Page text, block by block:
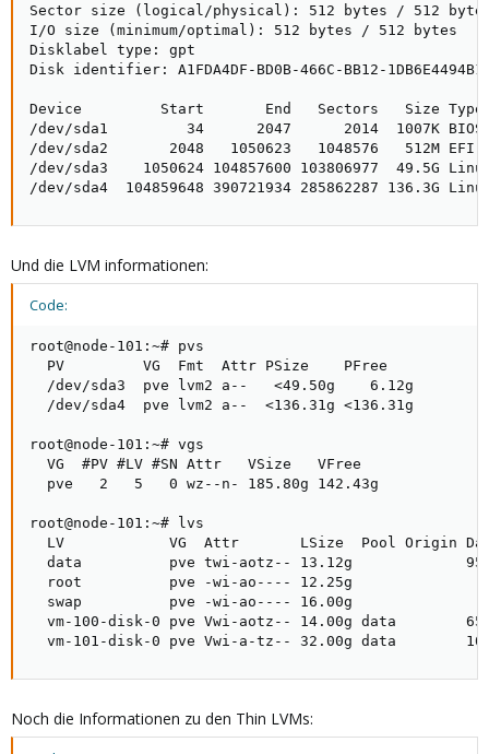
Sector size (logical/physical): 512 bytes / 512
I/O size (minimum/optimal): 512 bytes / 512 bytes
Disklabel type: gpt
Disk identifier: A1FDA4DF-BD0B-466C-BB12-
Device         Start       End   Sectors   Size Type
/dev/sda1         34      2047      2014  1007K BIOS
/dev/sda2       2048   1050623   1048576   512M EFI
/dev/sda3    1050624 104857600 103806977  49.5G
/dev/sda4  104859648 390721934 285862287 136.3G
Und die LVM informationen:
Code:
root@node-101:~# pvs
  PV         VG  Fmt  Attr PSize    PFree
  /dev/sda3  pve lvm2 a--   <49.50g    6.12g
  /dev/sda4  pve lvm2 a--  <136.31g <136.31g
root@node-101:~# vgs
  VG  #PV #LV #SN Attr   VSize   VFree
  pve   2   5   0 wz--n- 185.80g 142.43g
root@node-101:~# lvs
LV            VG  Attr       LSize  Pool Origin
data          pve twi-aotz-- 13.12g
  root          pve -wi-ao---- 12.25g
  swap          pve -wi-ao---- 16.00g
vm-100-disk-0 pve Vwi-aotz-- 14.00g data
vm-101-disk-0 pve Vwi-a-tz-- 32.00g data
Noch die Informationen zu den Thin LVMs: